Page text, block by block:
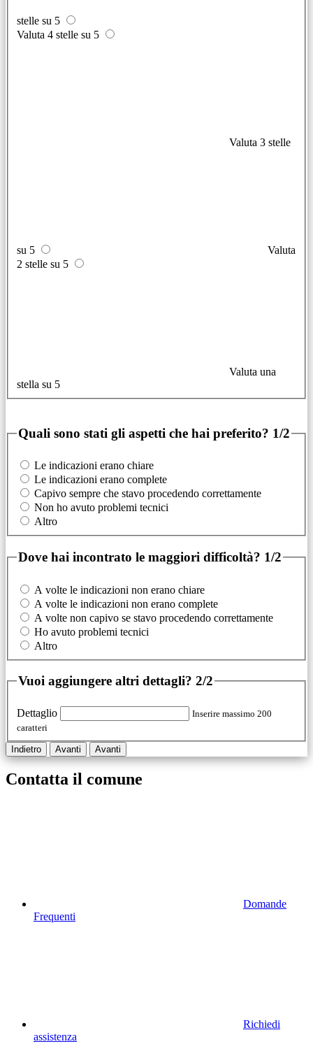
stelle su 5
Valuta 4 stelle su 5
Valuta 3 stelle
su 5
Valuta
2 stelle su 5
Valuta una
stella su 5
Quali sono stati gli aspetti che hai preferito? 1/2
Le indicazioni erano chiare
Le indicazioni erano complete
Capivo sempre che stavo procedendo correttamente
Non ho avuto problemi tecnici
Altro
Dove hai incontrato le maggiori difficoltà? 1/2
A volte le indicazioni non erano chiare
A volte le indicazioni non erano complete
A volte non capivo se stavo procedendo correttamente
Ho avuto problemi tecnici
Altro
Vuoi aggiungere altri dettagli? 2/2
Dettaglio
Inserire massimo 200
caratteri
Indietro Avanti Avanti
Contatta il comune
Domande
Frequenti
Richiedi
assistenza